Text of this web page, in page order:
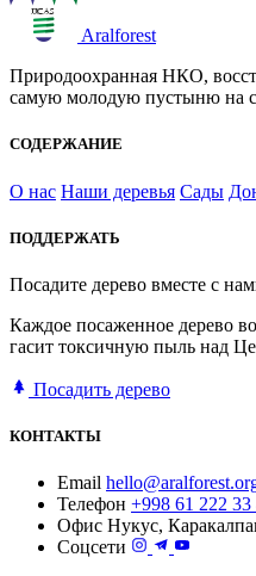
Aralforest
Природоохранная НКО,
самую молодую пустыню на
СОДЕРЖАНИЕ
О нас Наши деревья Сады
ПОДДЕРЖАТЬ
Посадите дерево вместе с
Каждое посаженное дерево
гасит токсичную пыль над
Посадить дерево
КОНТАКТЫ
Email
Телефон +998 61 222 33
Офис Нукус,
Соцсети